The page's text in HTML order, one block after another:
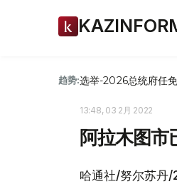
趋势:选举-2026总统府任免
13:48, 03 2月 2022
阿拉木图市
哈通社/努尔苏丹/